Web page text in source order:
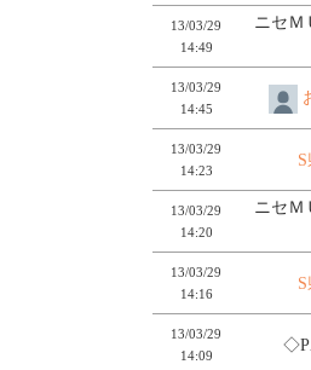
13/03/29
14:49
ニセＭ
13/03/29
14:45
13/03/29
14:23
13/03/29
14:20
ニセＭ
13/03/29
14:16
13/03/29
14:09